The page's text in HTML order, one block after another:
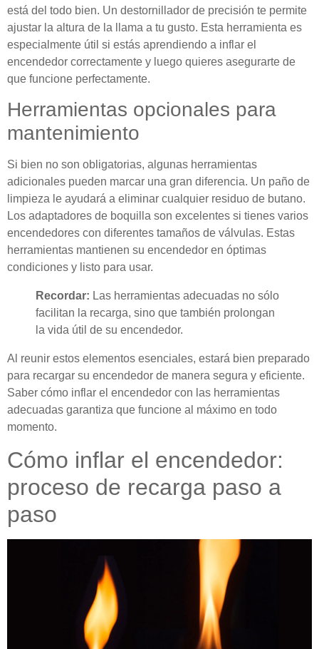
está del todo bien. Un destornillador de precisión te permite
ajustar la altura de la llama a tu gusto. Esta herramienta es
especialmente útil si estás aprendiendo a inflar el
encendedor correctamente y luego quieres asegurarte de
que funcione perfectamente.
Herramientas opcionales para
mantenimiento
Si bien no son obligatorias, algunas herramientas
adicionales pueden marcar una gran diferencia. Un paño de
limpieza le ayudará a eliminar cualquier residuo de butano.
Los adaptadores de boquilla son excelentes si tienes varios
encendedores con diferentes tamaños de válvulas. Estas
herramientas mantienen su encendedor en óptimas
condiciones y listo para usar.
Recordar: Las herramientas adecuadas no sólo
facilitan la recarga, sino que también prolongan
la vida útil de su encendedor.
Al reunir estos elementos esenciales, estará bien preparado
para recargar su encendedor de manera segura y eficiente.
Saber cómo inflar el encendedor con las herramientas
adecuadas garantiza que funcione al máximo en todo
momento.
Cómo inflar el encendedor:
proceso de recarga paso a
paso